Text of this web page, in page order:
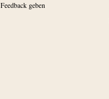
Feedback geben